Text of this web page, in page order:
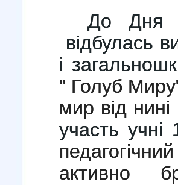
До
відбулась
і
" Голуб
мир від нині
участь учні
активно